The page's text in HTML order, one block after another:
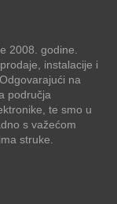
2008. godine.
instalacije i
na
područja
te smo u
s važećom
struke.